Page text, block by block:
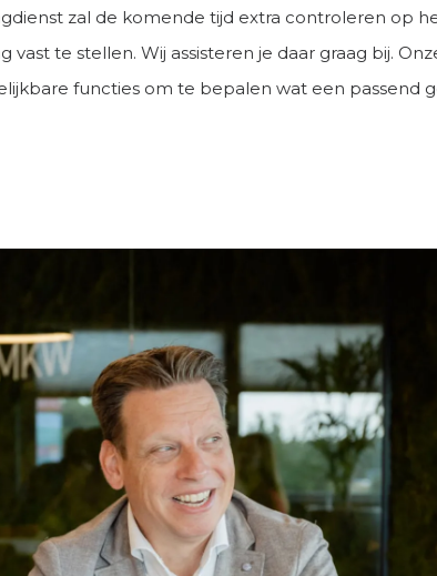
zal de komende tijd extra controleren op
vast te stellen. Wij assisteren je daar graag bij.
functies om te bepalen wat een passend